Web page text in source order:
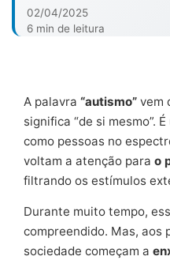
02/04/2025
6 min de leitura
A palavra “autismo” vem
significa “de si mesmo”.
como pessoas no
voltam a atenção para o
filtrando os estímulos
Durante muito tempo,
compreendido. Mas, aos
sociedade começam a